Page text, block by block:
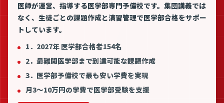
医師が運営、指導する医学部専門予備校です。集団講義では
なく、生徒ごとの課題作成と演習管理で医学部合格をサポー
トしています。
1．2027年 医学部合格者154名
2．最難関医学部まで到達可能な課題作成
3．医学部予備校で最も安い学費を実現
月3〜10万円の学費で医学部受験を支援